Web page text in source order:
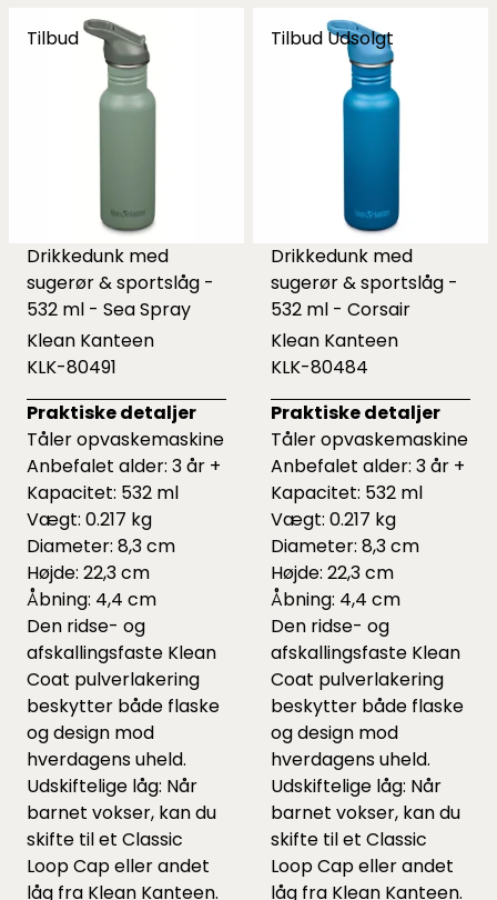
Tilbud
Drikkedunk med
sugerør & sportslåg -
532 ml - Sea Spray
Klean Kanteen
KLK-80491
Praktiske detaljer
Tåler opvaskemaskine
Anbefalet alder: 3 år +
Kapacitet: 532 ml
Vægt: 0.217 kg
Diameter: 8,3 cm
Højde: 22,3 cm
Åbning: 4,4 cm
Den ridse- og
afskallingsfaste Klean
Coat pulverlakering
beskytter både flaske
og design mod
hverdagens uheld.
Udskiftelige låg: Når
barnet vokser, kan du
skifte til et Classic
Loop Cap eller andet
låg fra Klean Kanteen.
TilbudUdsolgt
Drikkedunk med
sugerør & sportslåg -
532 ml - Corsair
Klean Kanteen
KLK-80484
Praktiske detaljer
Tåler opvaskemaskine
Anbefalet alder: 3 år +
Kapacitet: 532 ml
Vægt: 0.217 kg
Diameter: 8,3 cm
Højde: 22,3 cm
Åbning: 4,4 cm
Den ridse- og
afskallingsfaste Klean
Coat pulverlakering
beskytter både flaske
og design mod
hverdagens uheld.
Udskiftelige låg: Når
barnet vokser, kan du
skifte til et Classic
Loop Cap eller andet
låg fra Klean Kanteen.